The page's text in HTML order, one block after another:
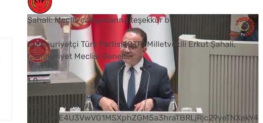
Şahali: Meclis çalışanlarına teşekkür borcumuz vardır
Cumhuriyetçi Türk Partisi (CTP) Milletvekili Erkut Şahali,
Cumhuriyet Meclisi Genel...
1 0
YouTube Videosu
VVVUNXE4U3VwVG1MSXphZGM5a3hraTBRLjRjc29yeTNXekY4